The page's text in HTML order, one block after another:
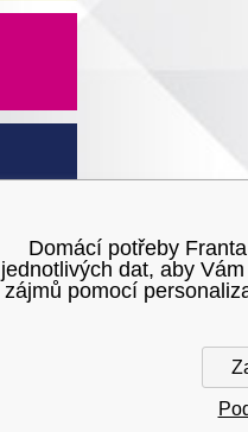
Domácí potřeby
jednotlivých dat, aby
zájmů pomocí